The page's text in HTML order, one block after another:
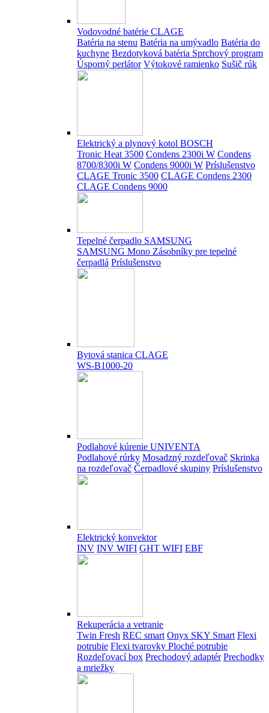
Vodovodné batérie CLAGE
Batéria na stenu Batéria na umývadlo Batéria do
kuchyne Bezdotyková batéria Sprchový program
Úsporný perlátor Výtokové ramienko Sušič rúk
Elektrický a plynový kotol BOSCH
Tronic Heat 3500 Condens 2300i W Condens
8700/8300i W Condens 9000i W Príslušenstvo
CLAGE Tronic 3500 CLAGE Condens 2300
CLAGE Condens 9000
Tepelné čerpadlo SAMSUNG
SAMSUNG Mono Zásobníky pre tepelné
čerpadlá Príslušenstvo
Bytová stanica CLAGE
WS-B1000-20
Podlahové kúrenie UNIVENTA
Podlahové rúrky Mosadzný rozdeľovač Skrinka
na rozdeľovač Čerpadlové skupiny Príslušenstvo
Elektrický konvektor
INV INV WIFI GHT WIFI EBF
Rekuperácia a vetranie
Twin Fresh REC smart Onyx SKY Smart Flexi
potrubie Flexi tvarovky Ploché potrubie
Rozdeľovací box Prechodový adaptér Prechodky
a mriežky